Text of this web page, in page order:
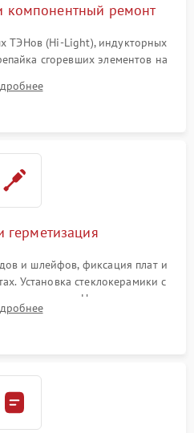
компонентный ремонт
ТЭНов (Hi-Light), индукторных
сгоревших элементов на
и замена поврежденной
герметизация
и шлейфов, фиксация плат и
Установка стеклокерамики с
зазоров. Нанесение
или укладка уплотнительной